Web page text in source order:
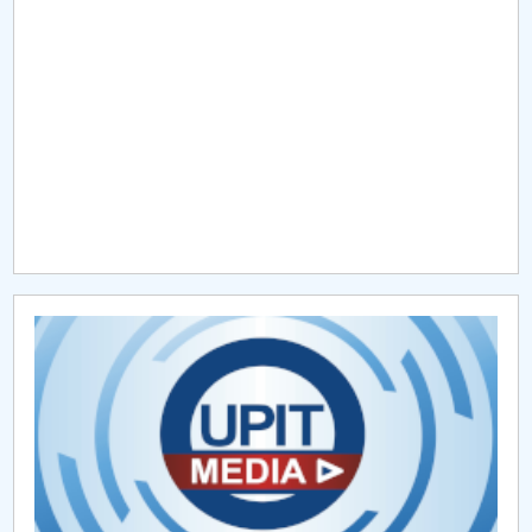
Chestionar angajabilitate ALUMNI – UPB
CAR2026
MENIU CANTINA
Despre Facultate
Departamentul Autovehicule și Transporturi